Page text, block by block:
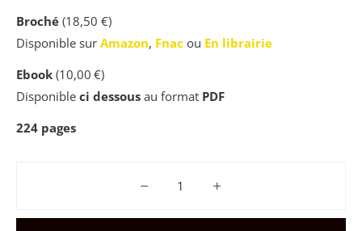
Broché (18,50 €)
Disponible sur Amazon, Fnac ou En librairie
Ebook (10,00 €)
Disponible ci dessous au format PDF
224 pages
quantité de Un Monde qui Fond